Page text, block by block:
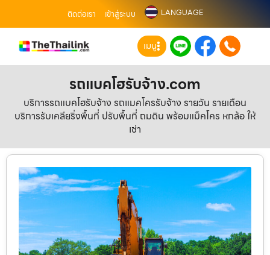
ติดต่อเรา เข้าสู่ระบบ LANGUAGE
เมนู
รถแบคโฮรับจ้าง.com
บริการรถแบคโฮรับจ้าง รถแมคโครรับจ้าง รายวัน รายเดือน
บริการรับเคลียริ่งพื้นที่ ปรับพื้นที่ ถมดิน พร้อมแม็คโคร หกล้อ ให้
เช่า